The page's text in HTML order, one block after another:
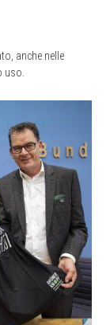
anche nelle
uso.